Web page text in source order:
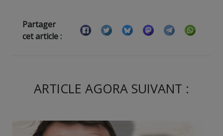
Partager
cet article :
ARTICLE AGORA SUIVANT :